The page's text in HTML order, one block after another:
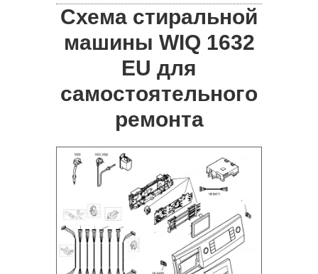
Схема стиральной
машины WIQ 1632
EU для
самостоятельного
ремонта